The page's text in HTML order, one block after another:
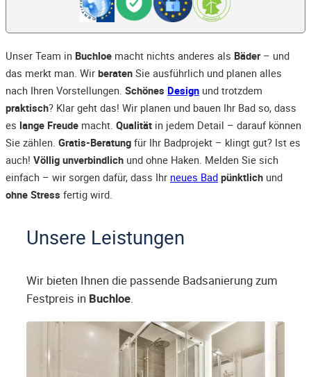
Unser Team in Buchloe macht nichts anderes als Bäder– und
das merkt man. Wir beraten Sie ausführlich und planen alles
nach Ihren Vorstellungen. Schönes Design und trotzdem
praktisch? Klar geht das! Wir planen und bauen Ihr Bad so, dass
es lange Freude macht. Qualität in jedem Detail – darauf können
Sie zählen. Gratis-Beratung für Ihr Badprojekt – klingt gut? Ist es
auch! Völlig unverbindlich und ohne Haken. Melden Sie sich
einfach – wir sorgen dafür, dass Ihr neues Bad pünktlich und
ohne Stress fertig wird.
Unsere Leistungen
Wir bieten Ihnen die passende Badsanierung zum
Festpreis in Buchloe.